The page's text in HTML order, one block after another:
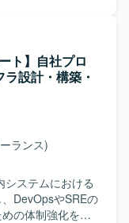
、JP1/AJS、
ステム移行および
は、お客様と内
きます。 【求
えて、自立して
す。お客様とコ
積極的に確認
ョン
行案件に関わる
境構築の実務経
ースにしつつ
とができます。
びLinux（RHEL
ト】自社プロ
設計・構築・
ランス)
システムにおける
DevOpsやSREの
の体制強化を行